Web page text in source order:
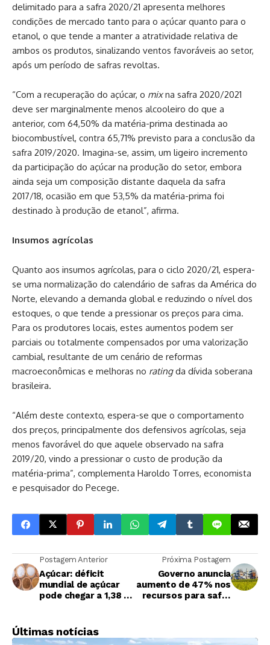
delimitado para a safra 2020/21 apresenta melhores
condições de mercado tanto para o açúcar quanto para o
etanol, o que tende a manter a atratividade relativa de
ambos os produtos, sinalizando ventos favoráveis ao setor,
após um período de safras revoltas.
“Com a recuperação do açúcar, o mixna safra 2020/2021
deve ser marginalmente menos alcooleiro do que a
anterior, com 64,50% da matéria-prima destinada ao
biocombustível, contra 65,71% previsto para a conclusão da
safra 2019/2020. Imagina-se, assim, um ligeiro incremento
da participação do açúcar na produção do setor, embora
ainda seja um composição distante daquela da safra
2017/18, ocasião em que 53,5% da matéria-prima foi
destinado à produção de etanol”, afirma.
Insumos agrícolas
Quanto aos insumos agrícolas, para o ciclo 2020/21, espera-
se uma normalização do calendário de safras da América do
Norte, elevando a demanda global e reduzindo o nível dos
estoques, o que tende a pressionar os preços para cima.
Para os produtores locais, estes aumentos podem ser
parciais ou totalmente compensados por uma valorização
cambial, resultante de um cenário de reformas
macroeconômicas e melhoras no ratingda dívida soberana
brasileira.
“Além deste contexto, espera-se que o comportamento
dos preços, principalmente dos defensivos agrícolas, seja
menos favorável do que aquele observado na safra
2019/20, vindo a pressionar o custo de produção da
matéria-prima”, complementa Haroldo Torres, economista
e pesquisador do Pecege.
Postagem Anterior
Açúcar: déficit
mundial de açúcar
pode chegar a 1,38 mi
Próxima Postagem
Governo anuncia
aumento de 47% nos
recursos para safra
Últimas notícias